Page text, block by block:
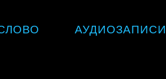
АУДИОЗАПИСИ